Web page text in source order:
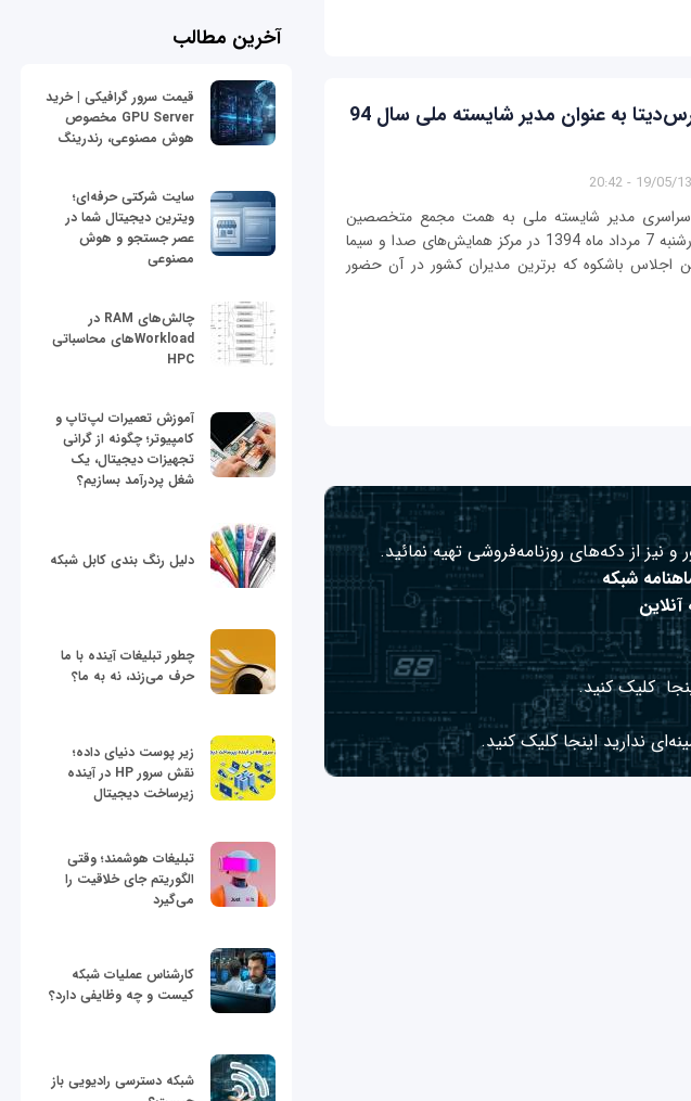
مدیرعامل پارس‌دیتا به عنوان مدیر شایسته ملی سال 94
19/05/1394 -
مدیر شایسته ملی به همت مجمع متخصصین
ایران در روز چهارشنبه 7 مرداد ماه 1394 در مرکز همایش‌های صدا و سیما
اجلاس باشکوه که برترین مدیران کشور در آن حضور
نیز از دکه‌های روزنامه‌فروشی تهیه نمائید.
شبکه
کلیک کنید.
نداریداینجا کلیک کنید.
آخرین مطالب
قیمت سرور گرافیکی | خرید
GPU Server مخصوص
هوش مصنوعی، رندرینگ
سایت شرکتی حرفه‌ای؛
ویترین دیجیتال شما در
عصر جستجو و هوش
مصنوعی
چالش‌های RAM در
Workloadهای محاسباتی
HPC
آموزش تعمیرات لپ‌تاپ و
کامپیوتر؛ چگونه از گرانی
تجهیزات دیجیتال، یک
شغل پردرآمد بسازیم؟
دلیل رنگ بندی کابل شبکه
چطور تبلیغات آینده با ما
حرف می‌زند، نه به ما؟
زیر پوست دنیای داده؛
نقش سرور HP در آینده
زیرساخت دیجیتال
تبلیغات هوشمند؛ وقتی
الگوریتم جای خلاقیت را
می‌گیرد
کارشناس عملیات شبکه
کیست و چه وظایفی دارد؟
شبکه دسترسی رادیویی باز